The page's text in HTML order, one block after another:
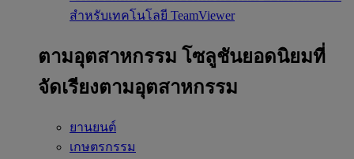
สำหรับเทคโนโลยี TeamViewer
ตามอุตสาหกรรม โซลูชันยอดนิยมที่
จัดเรียงตามอุตสาหกรรม
ยานยนต์
เกษตรกรรม